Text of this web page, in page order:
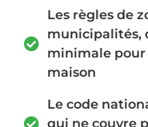
Les règles de
municipalités,
minimale pour
maison
Le code
qui ne couvre